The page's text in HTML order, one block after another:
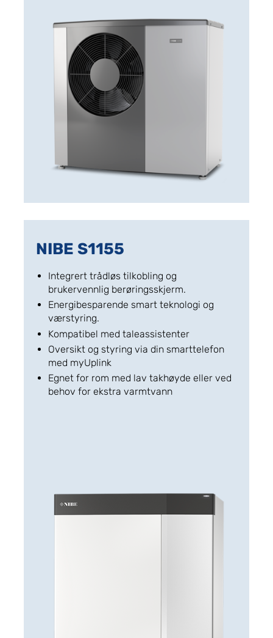
NIBE S1155
Integrert trådløs tilkobling og
brukervennlig berøringsskjerm.
Energibesparende smart teknologi og
værstyring.
Kompatibel med taleassistenter
Oversikt og styring via din smarttelefon
med myUplink
Egnet for rom med lav takhøyde eller ved
behov for ekstra varmtvann